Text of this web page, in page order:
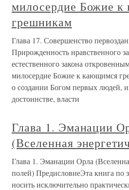
милосердие Божие
грешникам
Глава 17. Совершенство
Прирожденность нравственного
естественного закона
милосердие Божие к кающимся
о создании Богом первых людей,
достоинстве, власти
Глава 1. Эманации
(Вселенная
Глава 1. Эманации Орла
полей) ПредисловиеЭта книга по
носить исключительно